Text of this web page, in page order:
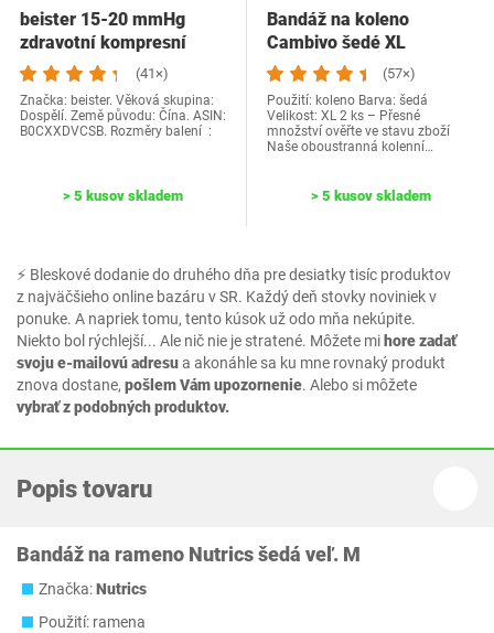
⚡ Bleskové dodanie do druhého dňa pre desiatky tisíc produktov
z najväčšieho online bazáru v SR. Každý deň stovky noviniek v
ponuke. A napriek tomu, tento kúsok už odo mňa nekúpite.
Niekto bol rýchlejší... Ale nič nie je stratené. Môžete mihore zadať
svoju e-mailovú adresua akonáhle sa ku mne rovnaký produkt
znova dostane, pošlem Vám upozornenie. Alebo si môžete
vybrať z podobných produktov.
beister 15-20 mmHg
zdravotní kompresní
punčochy pro ženy…
(41×)
Značka: beister. Věková skupina:
Dospělí. Země původu: Čína. ASIN:
B0CXXDVCSB. Rozměry balení ‏ :
> 5 kusov skladem
Bandáž na koleno
Cambivo šedé XL
(57×)
Použití: koleno Barva: šedá
Velikost: XL 2 ks – Přesné
množství ověřte ve stavu zboží
Naše oboustranná kolenní…
> 5 kusov skladem
Popis tovaru
Bandáž na rameno Nutrics šedá veľ. M
Značka:Nutrics
Použití: ramena